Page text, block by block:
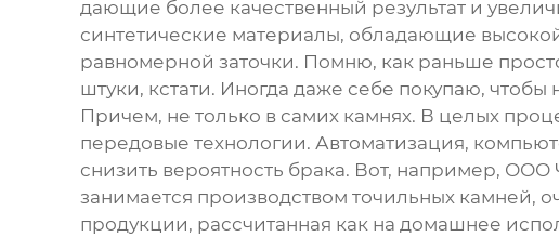
дающие более качественный результат и
синтетические материалы, обладающие
равномерной заточки. Помню, как раньше
штуки, кстати. Иногда даже себе покупаю,
Причем, не только в самих камнях. В целых
передовые технологии. Автоматизация,
снизить вероятность брака. Вот, например,
занимается производством точильных камней,
продукции, рассчитанная как на домашнее